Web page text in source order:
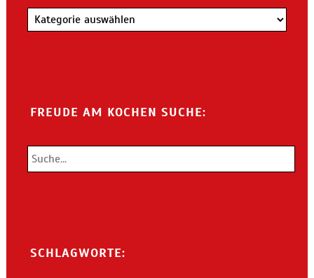
Kategorien
FREUDE AM KOCHEN SUCHE:
SCHLAGWORTE: